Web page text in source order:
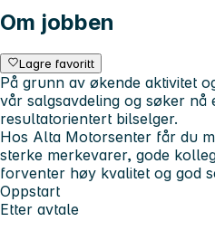
Om jobben
Lagre favoritt
På grunn av økende aktivitet
vår salgsavdeling og søker nå
resultatorientert bilselger.
Hos Alta Motorsenter får du
sterke merkevarer, gode
forventer høy kvalitet og god
Oppstart
Etter avtale